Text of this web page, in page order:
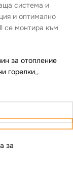
система и
и оптимално
се монтира към
за отопление
горелки„.
за